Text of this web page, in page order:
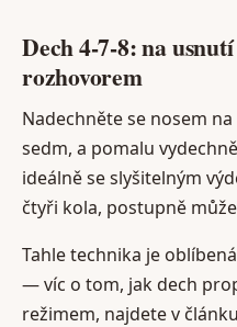
Dech 4-7-8: na
rozhovorem
Nadechněte se nosem
sedm, a pomalu
ideálně se slyšitelným
čtyři kola, postupně
Tahle technika je
— víc o tom, jak dech
režimem, najdete v článku